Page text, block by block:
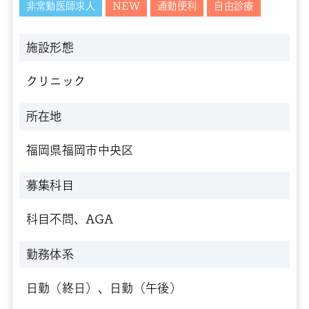
非常勤医師求人 NEW 通勤便利 自由診療
施設形態
クリニック
所在地
福岡県福岡市中央区
募集科目
科目不問、AGA
勤務体系
日勤（終日）、日勤（午後）